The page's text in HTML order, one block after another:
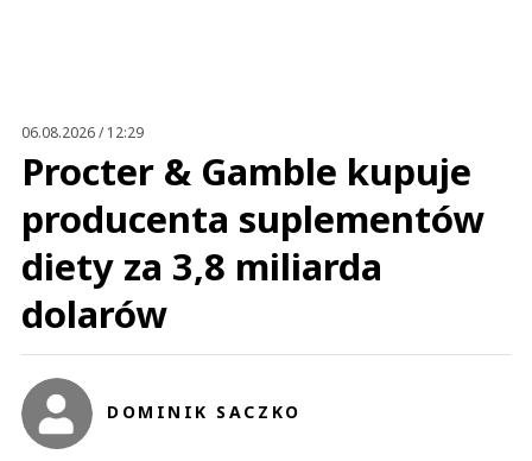
06.08.2026 / 12:29
Procter & Gamble kupuje
producenta suplementów
diety za 3,8 miliarda
dolarów
DOMINIK SACZKO